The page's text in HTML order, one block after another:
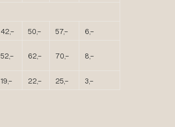
42,- 50,- 57,-
6,-
52,- 62,- 70,- 8,-
19,- 22,- 25,- 3,-